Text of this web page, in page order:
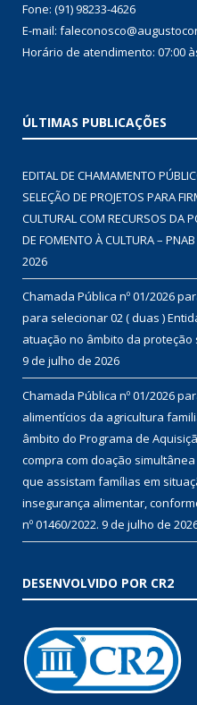
Fone: (91) 98233-4626
E-mail:
Horário de atendimento: 07:00
ÚLTIMAS PUBLICAÇÕES
EDITAL DE CHAMAMENTO
SELEÇÃO DE PROJETOS PARA
CULTURAL COM RECURSOS DA
DE FOMENTO À CULTURA –
2026
Chamada Pública nº 01/2026
para selecionar 02 ( duas )
atuação no âmbito da proteção
9 de julho de 2026
Chamada Pública nº 01/2026
alimentícios da agricultura
âmbito do Programa de
compra com doação
que assistam famílias em
insegurança alimentar,
nº 01460/2022. 9 de julho de
DESENVOLVIDO POR CR2